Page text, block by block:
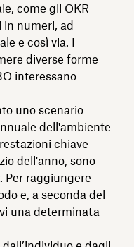
come gli OKR
in numeri, ad
e così via. I
diverse forme
interessano
uno scenario
dell'ambiente
chiave
dell'anno, sono
Per raggiungere
e, a seconda del
una determinata